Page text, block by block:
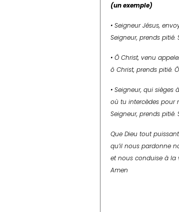
(un exemple)
• Seigneur Jésus,
Seigneur, prends pitié.
• Ô Christ, venu
ô Christ, prends pitié.
• Seigneur, qui sièges
où tu intercèdes pour
Seigneur, prends pitié.
Que Dieu tout
qu’il nous pardonne
et nous conduise à la
Amen